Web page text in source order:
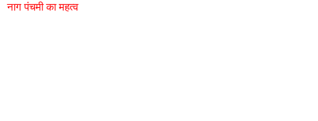
नाग पंचमी का महत्व